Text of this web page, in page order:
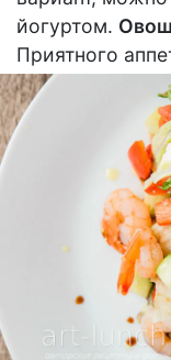
йогуртом.
Приятного